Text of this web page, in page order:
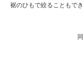
裾のひもで絞ることもで